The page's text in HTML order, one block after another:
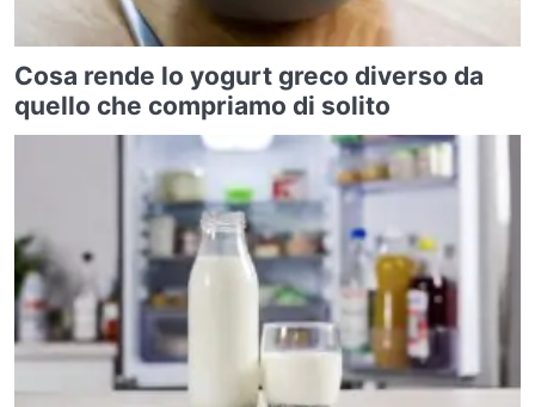
Cosa rende lo yogurt greco diverso da
quello che compriamo di solito